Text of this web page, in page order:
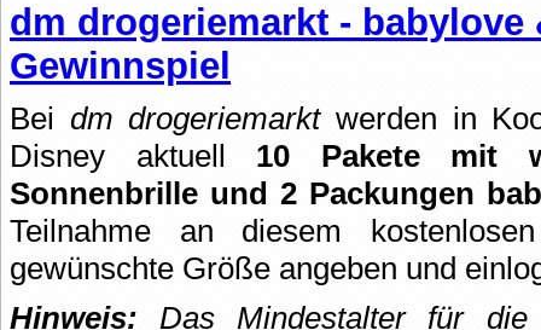
dm drogeriemarkt - babylove
Gewinnspiel
Bei dm drogeriemarktwerden in
Disney aktuell 10 Pakete mit
Sonnenbrille und 2 Packungen
Teilnahme an diesem
gewünschte Größe angeben und
Hinweis: Das Mindestalter für